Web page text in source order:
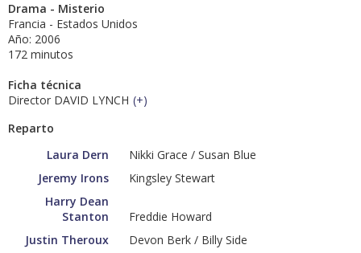
Drama - Misterio
Francia - Estados Unidos
Año: 2006
172 minutos
Ficha técnica
Director DAVID LYNCH (+)
Reparto
Laura Dern
Nikki Grace / Susan Blue
Jeremy Irons
Kingsley Stewart
Harry Dean
Stanton
Freddie Howard
Justin Theroux
Devon Berk / Billy Side